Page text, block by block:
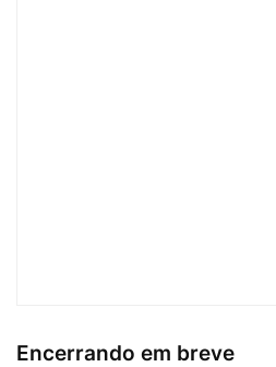
Encerrando em breve